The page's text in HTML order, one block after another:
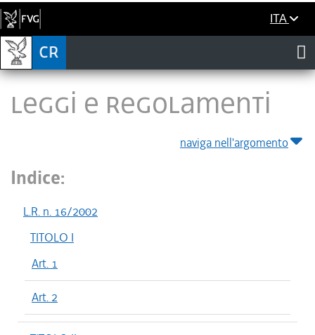
ITA
LEGGI E REGOLAMENTI
naviga nell'argomento
Indice:
L.R. n. 16/2002
TITOLO I
Art. 1
Art. 2